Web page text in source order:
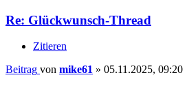
Re: Glückwunsch-Thread
Zitieren
Beitrag von mike61 » 05.11.2025, 09:20